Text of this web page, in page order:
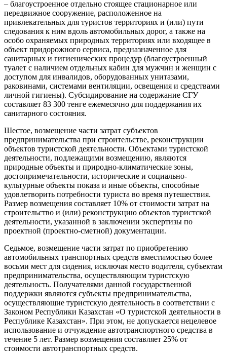
– благоустроенное отдельно стоящее стационарное или
передвижное сооружение, расположенное на
привлекательных для туристов территориях и (или) пути
следования к ним вдоль автомобильных дорог, а также на
особо охраняемых природных территориях или входящее в
объект придорожного сервиса, предназначенное для
санитарных и гигиенических процедур (благоустроенный
туалет с наличием отдельных кабин для мужчин и женщин с
доступом для инвалидов, оборудованных унитазами,
раковинами, системами вентиляции, освещения и средствами
личной гигиены). Субсидирование на содержание СГУ
составляет 83 300 тенге ежемесячно для поддержания их
санитарного состояния.
Шестое, возмещение части затрат субъектов
предпринимательства при строительстве, реконструкции
объектов туристской деятельности. Объектами туристской
деятельности, подлежащими возмещению, являются
природные объекты и природно-климатические зоны,
достопримечательности, исторические и социально-
культурные объекты показа и иные объекты, способные
удовлетворить потребности туриста во время путешествия.
Размер возмещения составляет 10% от стоимости затрат на
строительство и (или) реконструкцию объектов туристской
деятельности, указанной в заключении экспертизы по
проектной (проектно-сметной) документации.
Седьмое, возмещение части затрат по приобретению
автомобильных транспортных средств вместимостью более
восьми мест для сидения, исключая место водителя, субъектам
предпринимательства, осуществляющим туристскую
деятельность. Получателями данной государственной
поддержки являются субъекты предпринимательства,
осуществляющие туристскую деятельность в соответствии с
Законом Республики Казахстан «О туристской деятельности в
Республике Казахстан». При этом, не допускается нецелевое
использование и отчуждение автотранспортного средства в
течение 5 лет. Размер возмещения составляет 25% от
стоимости автотранспортных средств.